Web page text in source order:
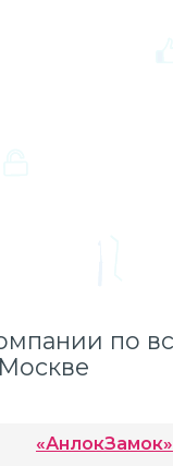
по
«АнлокЗамок»